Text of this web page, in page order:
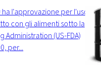
l'approvazione per l'uso
con gli alimenti sotto la
Administration (US-FDA)
per...